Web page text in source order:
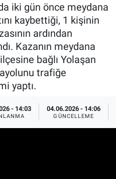
iki gün önce meydana
kaybettiği, 1 kişinin
ardından
Kazanın meydana
bağlı Yolaşan
trafiğe
yaptı.
- 14:03 04.06.2026 - 14:06
GÜNCELLEME